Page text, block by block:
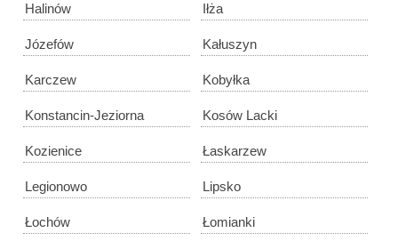
Halinów Iłża
Józefów Kałuszyn
Karczew Kobyłka
Konstancin-Jeziorna Kosów Lacki
Kozienice Łaskarzew
Legionowo Lipsko
Łochów Łomianki